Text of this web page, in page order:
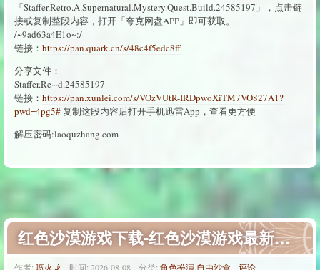
「Staffer.Retro.A.Supernatural.Mystery.Quest.Build.24585197」，点击链
接或复制整段内容，打开「夸克网盘APP」即可获取。
/~9ad63a4E1o~:/
链接： https://pan.quark.cn/s/48c4f5edc8ff
分享文件：
Staffer.Re···d.24585197
链接： https://pan.xunlei.com/s/VOzVUtR-IRDpwoXiTM7VO827A1?
pwd=4pg5#复制这段内容后打开手机迅雷App，查看更方便
解压密码:laoquzhang.com
红色沙漠游戏下载-红色沙漠游戏最新版下载
作者: 喷火龙 时间: 2026-08-08 分类: 角色扮演,自由沙盒 评论